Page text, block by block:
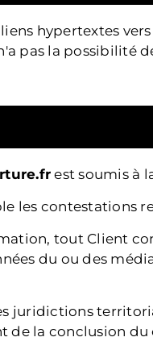
hypertextes
pas la possibilité
est soumis à
les contestations
tout Client
du ou des
juridictions
la conclusion du